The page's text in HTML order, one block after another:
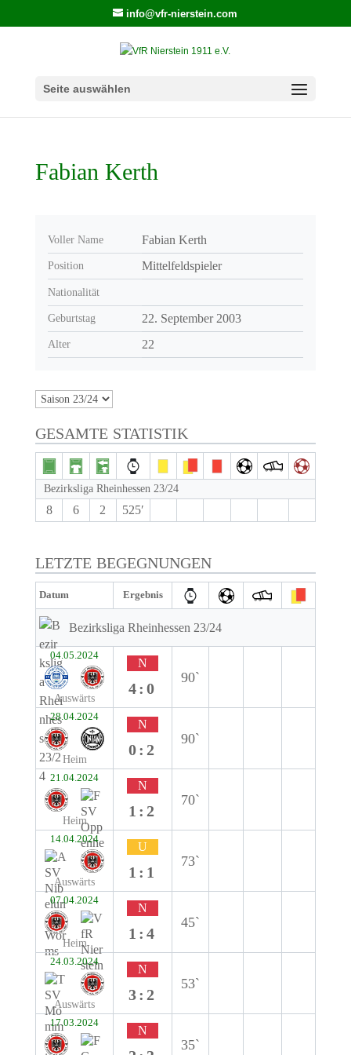
info@vfr-nierstein.com
Seite auswählen
Fabian Kerth
Voller Name Fabian Kerth
Position Mittelfeldspieler
Nationalität
Geburtstag 22. September 2003
Alter 22
GESAMTE STATISTIK
Bezirksliga Rheinhessen 23/24
8 6 2 525′
LETZTE BEGEGNUNGEN
Datum Ergebnis
Bezirksliga Rheinhessen 23/24
04.05.2024
Auswärts
N
4:0
90`
28.04.2024
Heim
N
0:2
90`
21.04.2024
Heim
N
1:2
70`
14.04.2024
Auswärts
U
1:1
73`
07.04.2024
Heim
N
1:4
45`
24.03.2024
Auswärts
N
3:2
53`
17.03.2024
N
35`